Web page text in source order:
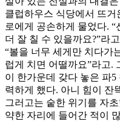
클럽하우스 식당에서 뜨
로에게 공손하게 물었다.
더 잘 칠 수 있을까요?”라
“볼을 너무 세게만 치다가
럽게 치면 어떨까요”라고.
이 한가운데 갖다 놓은 파
력하게 했다. 아니 힘이 잔
그러고는 숱한 위기를 자
약한 자리에 들어간 적이